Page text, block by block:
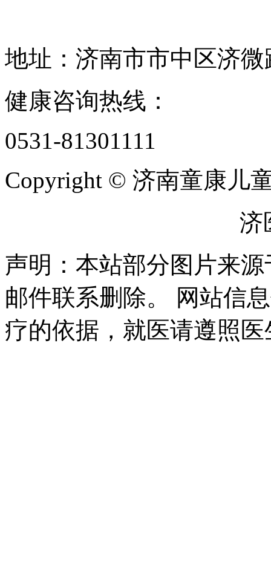
地址：济南市市中区济微
健康咨询热线：
0531-81301111
Copyright © 济南童康儿
济
声明：本站部分图片来
邮件联系删除。 网站信
疗的依据，就医请遵照